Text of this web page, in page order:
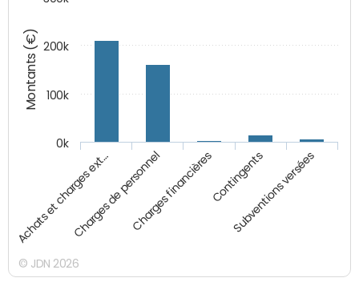
Montants (€)
Achats et charges ext…Charges de personnelCharges financièresContingents
Subventions versées
0k
100k
200k
© JDN 2026